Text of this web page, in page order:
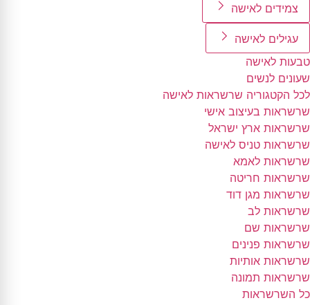
צמידים לאישה
עגילים לאישה
טבעות לאישה
שעונים לנשים
לכל הקטגוריה שרשראות לאישה
שרשראות בעיצוב אישי
שרשראות ארץ ישראל
שרשראות טניס לאישה
שרשראות לאמא
שרשראות חריטה
שרשראות מגן דוד
שרשראות לב
שרשראות שם
שרשראות פנינים
שרשראות אותיות
שרשראות תמונה
כל השרשראות